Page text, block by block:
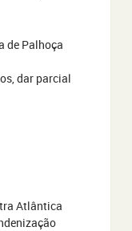
de Palhoça
dar parcial
Atlântica